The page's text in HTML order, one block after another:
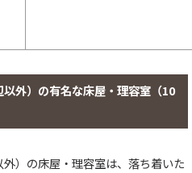
外）の有名な床屋・理容室（10
）の床屋・理容室は、落ち着いた